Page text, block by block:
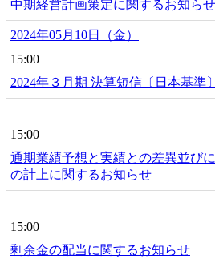
中期経営計画策定に関するお知らせ
2024年05月10日（金）
15:00
2024年３月期 決算短信〔日本基準
15:00
通期業績予想と実績との差異並び
の計上に関するお知らせ
15:00
剰余金の配当に関するお知らせ